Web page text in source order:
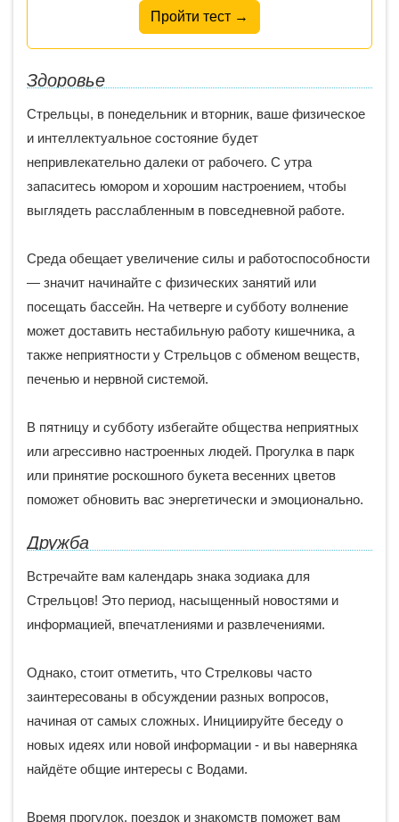
Пройти тест →
Здоровье
Стрельцы, в понедельник и вторник, ваше физическое
и интеллектуальное состояние будет
непривлекательно далеки от рабочего. С утра
запаситесь юмором и хорошим настроением, чтобы
выглядеть расслабленным в повседневной работе.
Среда обещает увеличение силы и работоспособности
— значит начинайте с физических занятий или
посещать бассейн. На четверге и субботу волнение
может доставить нестабильную работу кишечника, а
также неприятности у Стрельцов с обменом веществ,
печенью и нервной системой.
В пятницу и субботу избегайте общества неприятных
или агрессивно настроенных людей. Прогулка в парк
или принятие роскошного букета весенних цветов
поможет обновить вас энергетически и эмоционально.
Дружба
Встречайте вам календарь знака зодиака для
Стрельцов! Это период, насыщенный новостями и
информацией, впечатлениями и развлечениями.
Однако, стоит отметить, что Стрелковы часто
заинтересованы в обсуждении разных вопросов,
начиная от самых сложных. Инициируйте беседу о
новых идеях или новой информации - и вы наверняка
найдёте общие интересы с Водами.
Время прогулок, поездок и знакомств поможет вам